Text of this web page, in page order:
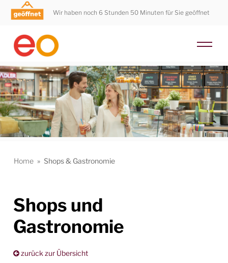
Wir haben noch 6 Stunden 50 Minuten für Sie geöffnet
Home » Shops & Gastronomie
Shops und
Gastronomie
zurück zur Übersicht